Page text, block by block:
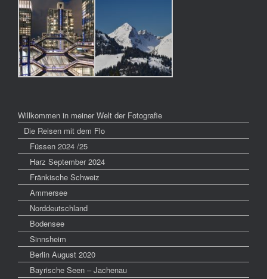
Willkommen in meiner Welt der Fotografie
Die Reisen mit dem Flo
Füssen 2024 /25
Harz September 2024
Fränkische Schweiz
Ammersee
Norddeutschland
Bodensee
Sinnsheim
Berlin August 2020
Bayrische Seen – Jachenau